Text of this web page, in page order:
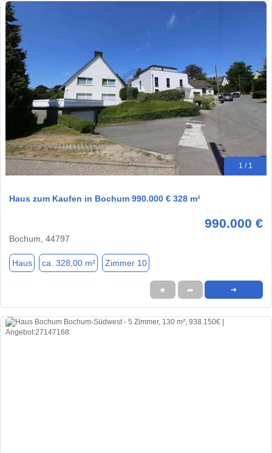
1 / 1
Haus zum Kaufen in Bochum 990.000 € 328 m²
990.000 €
Bochum, 44797
Haus ca. 328,00 m² Zimmer 10
★ ➦ ➜